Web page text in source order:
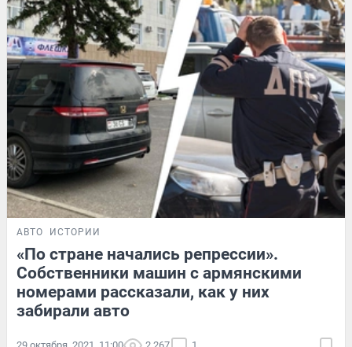
АВТО ИСТОРИИ
«По стране начались репрессии».
Собственники машин с армянскими
номерами рассказали, как у них
забирали авто